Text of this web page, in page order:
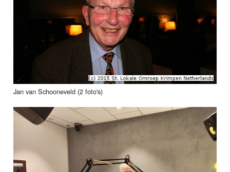
Jan van Schooneveld (2 foto's)